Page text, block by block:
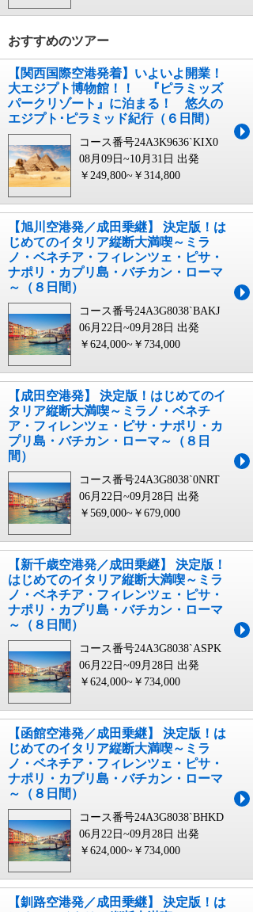
おすすめのツアー
【関西国際空港発着】いよいよ開業！
大エジプト博物館！！ 『ピラミッズ
パークリゾート』に泊まる！ 悠久の
エジプト･ピラミッド紀行（６日間）
コース番号24A3K9636`KIX0
08月09日~10月31日 出発
￥249,800~￥314,800
【旭川空港発／成田乗継】 決定版！は
じめてのイタリア縦断大満喫～ミラ
ノ・ベネチア・フィレンツェ・ピサ・
ナポリ・カプリ島・バチカン・ローマ
～（８日間）
コース番号24A3G8038`BAKJ
06月22日~09月28日 出発
￥624,000~￥734,000
【成田空港発】 決定版！はじめてのイ
タリア縦断大満喫～ミラノ・ベネチ
ア・フィレンツェ・ピサ・ナポリ・カ
プリ島・バチカン・ローマ～（８日
間）
コース番号24A3G8038`0NRT
06月22日~09月28日 出発
￥569,000~￥679,000
【新千歳空港発／成田乗継】 決定版！
はじめてのイタリア縦断大満喫～ミラ
ノ・ベネチア・フィレンツェ・ピサ・
ナポリ・カプリ島・バチカン・ローマ
～（８日間）
コース番号24A3G8038`ASPK
06月22日~09月28日 出発
￥624,000~￥734,000
【函館空港発／成田乗継】 決定版！は
じめてのイタリア縦断大満喫～ミラ
ノ・ベネチア・フィレンツェ・ピサ・
ナポリ・カプリ島・バチカン・ローマ
～（８日間）
コース番号24A3G8038`BHKD
06月22日~09月28日 出発
￥624,000~￥734,000
【釧路空港発／成田乗継】 決定版！は